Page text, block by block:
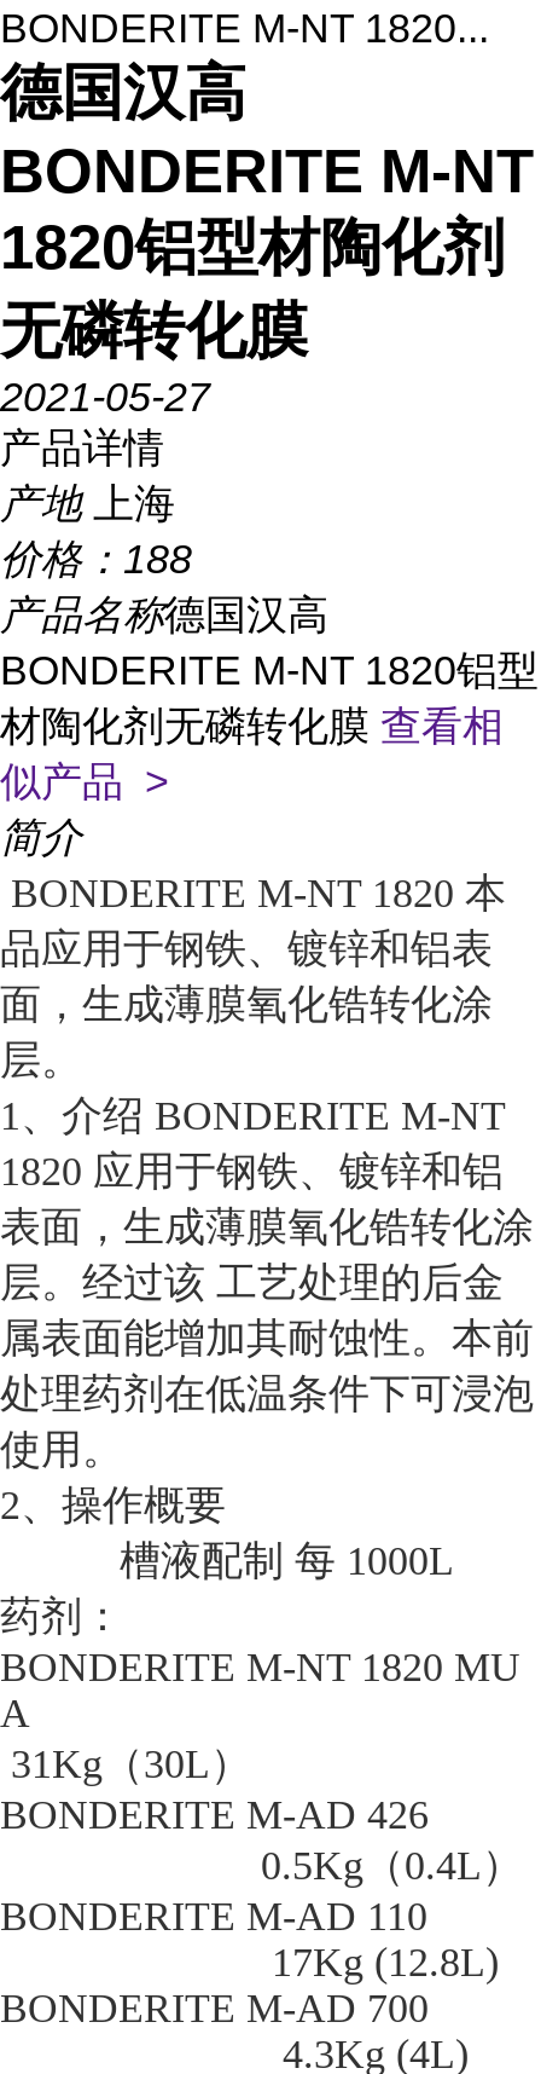
BONDERITE M-NT 1820...
德国汉高
BONDERITE M-NT
1820铝型材陶化剂
无磷转化膜
2021-05-27
产品详情
产地
上海
价格： 188
产品名称德国汉高
BONDERITE M-NT 1820铝型
材陶化剂无磷转化膜 查看相
似产品 >
简介
BONDERITE M-NT 1820 本
品应用于钢铁、镀锌和铝表
面，生成薄膜氧化锆转化涂
层。
1、介绍 BONDERITE M-NT
1820 应用于钢铁、镀锌和铝
表面，生成薄膜氧化锆转化涂
层。经过该 工艺处理的后金
属表面能增加其耐蚀性。本前
处理药剂在低温条件下可浸泡
使用。
2、操作概要
槽液配制 每 1000L
药剂：
BONDERITE M-NT 1820 MU
A
31Kg（30L）
BONDERITE M-AD 426
0.5Kg（0.4L）
BONDERITE M-AD 110
17Kg (12.8L)
BONDERITE M-AD 700
4.3Kg (4L)